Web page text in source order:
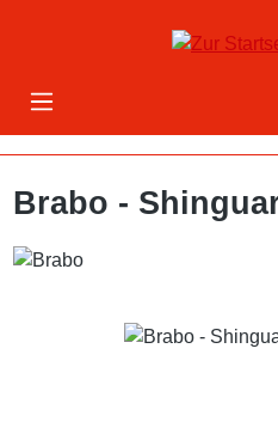
Zum Hauptinhalt springen
Brabo -
Bildergalerie überspringen